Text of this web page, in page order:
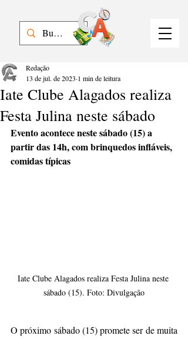
Iate Clube Alagados realiza
Festa Julina neste sábado
Redação
13 de jul. de 2023 1 min de leitura
Evento acontece neste sábado (15) a
partir das 14h, com brinquedos infláveis,
comidas típicas
Iate Clube Alagados realiza Festa Julina neste
sábado (15). Foto: Divulgação
O próximo sábado (15) promete ser de muita